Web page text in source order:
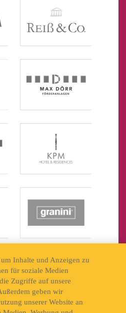
Inhalte und Anzeigen zu
für soziale Medien
Zugriffe auf unsere
geben wir
unserer Website an